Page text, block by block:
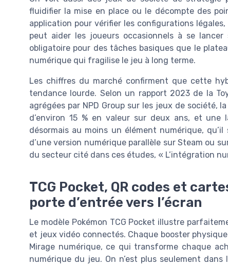
fluidifier la mise en place ou le décompte des
application pour vérifier les configurations
peut aider les joueurs occasionnels à se
obligatoire pour des tâches basiques que le
numérique qui fragilise le jeu à long terme.
Les chiffres du marché confirment que cette
tendance lourde. Selon un rapport 2023 de la
agrégées par NPD Group sur les jeux de société,
d’environ 15 % en valeur sur deux ans, et
désormais au moins un élément numérique, qu’il
d’une version numérique parallèle sur Steam ou
du secteur cité dans ces études, « L’intégration
TCG Pocket, QR codes et
porte d’entrée vers l’écran
Le modèle Pokémon TCG Pocket illustre
et jeux vidéo connectés. Chaque booster
Mirage numérique, ce qui transforme chaque
numérique du jeu. On n’est plus seulement